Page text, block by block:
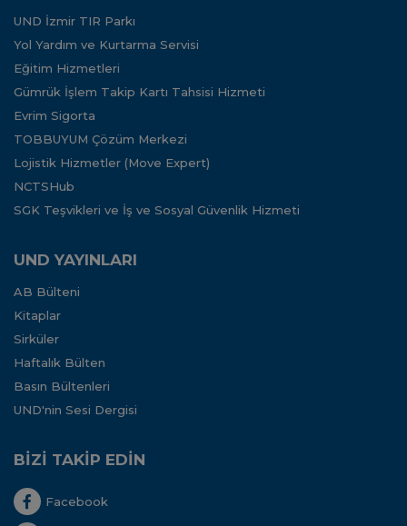
UND İzmir TIR Parkı
Yol Yardım ve Kurtarma Servisi
Eğitim Hizmetleri
Gümrük İşlem Takip Kartı Tahsisi Hizmeti
Evrim Sigorta
TOBBUYUM Çözüm Merkezi
Lojistik Hizmetler (Move Expert)
NCTSHub
SGK Teşvikleri ve İş ve Sosyal Güvenlik Hizmeti
UND YAYINLARI
AB Bülteni
Kitaplar
Sirküler
Haftalık Bülten
Basın Bültenleri
UND'nin Sesi Dergisi
BİZİ TAKİP EDİN
Facebook